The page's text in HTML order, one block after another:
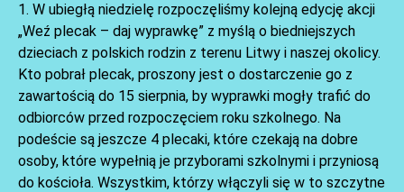
1. W ubiegłą niedzielę rozpoczęliśmy kolejną edycję akcji
„Weź plecak – daj wyprawkę” z myślą o biedniejszych
dzieciach z polskich rodzin z terenu Litwy i naszej okolicy.
Kto pobrał plecak, proszony jest o dostarczenie go z
zawartością do 15 sierpnia, by wyprawki mogły trafić do
odbiorców przed rozpoczęciem roku szkolnego. Na
podeście są jeszcze 4 plecaki, które czekają na dobre
osoby, które wypełnią je przyborami szkolnymi i przyniosą
do kościoła. Wszystkim, którzy włączyli się w to szczytne